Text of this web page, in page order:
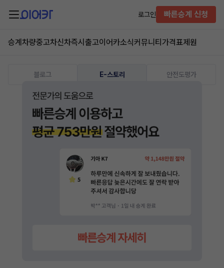
로그인 빠른승계 신청
승계차량중고차신차즉시출고이어카소식커뮤니티 가격표제원
블로그 E-스토리 안전도평가